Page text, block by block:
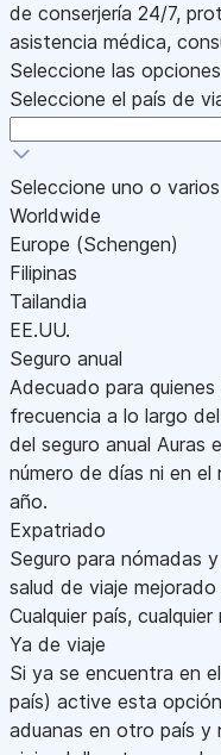
de conserjería 24/7,
asistencia médica,
Seleccione las
Seleccione el país de
Seleccione uno o
Worldwide
Europe (Schengen)
Filipinas
Tailandia
EE.UU.
Seguro anual
Adecuado para
frecuencia a lo largo
del seguro anual Auras
número de días ni en el
año.
Expatriado
Seguro para nómadas
salud de viaje
Cualquier país,
Ya de viaje
Si ya se encuentra en
país) active esta
aduanas en otro país